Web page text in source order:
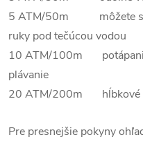
5 ATM/50m môžete sa
ruky pod tečúcou vodou
10 ATM/100m
plávanie
20 ATM/200m hĺbkové
Pre presnejšie pokyny